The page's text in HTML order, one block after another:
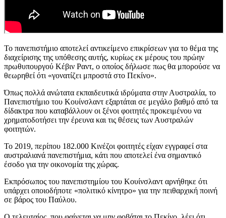
Το πανεπιστήμιο αποτελεί αντικείμενο επικρίσεων για το θέμα της
διαχείρισης της υπόθεσης αυτής, κυρίως εκ μέρους του πρώην
πρωθυπουργού Κέβιν Ραντ, ο οποίος δήλωσε πως θα μπορούσε να
θεωρηθεί ότι «γονατίζει μπροστά στο Πεκίνο».
Όπως πολλά ανώτατα εκπαιδευτικά ιδρύματα στην Αυστραλία, το
Πανεπιστήμιο του Κουίνσλαντ εξαρτάται σε μεγάλο βαθμό από τα
δίδακτρα που καταβάλλουν οι ξένοι φοιτητές προκειμένου να
χρηματοδοτήσει την έρευνα και τις θέσεις των Αυστραλών
φοιτητών.
Το 2019, περίπου 182.000 Κινέζοι φοιτητές είχαν εγγραφεί στα
αυστραλιανά πανεπιστήμια, κάτι που αποτελεί ένα σημαντικό
έσοδο για την οικονομία της χώρας.
Εκπρόσωπος του πανεπιστημίου του Κουίνσλαντ αρνήθηκε ότι
υπάρχει οποιοδήποτε «πολιτικό κίνητρο» για την πειθαρχική ποινή
σε βάρος του Παύλου.